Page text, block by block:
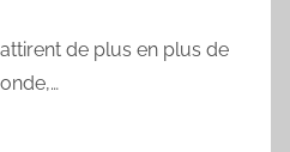
de plus en plus de